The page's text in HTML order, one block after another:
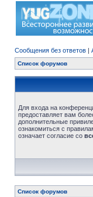
Сообщения без ответов |
Список форумов
Для входа на
предоставляет вам
дополнительные
ознакомиться с
означает согласие со
Список форумов